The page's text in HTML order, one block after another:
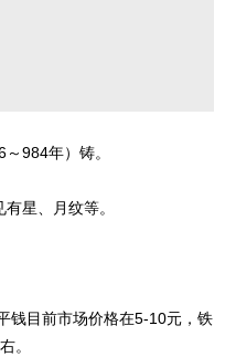
984年）铸。
星、月纹等。
目前市场价格在5-10元，铁
。